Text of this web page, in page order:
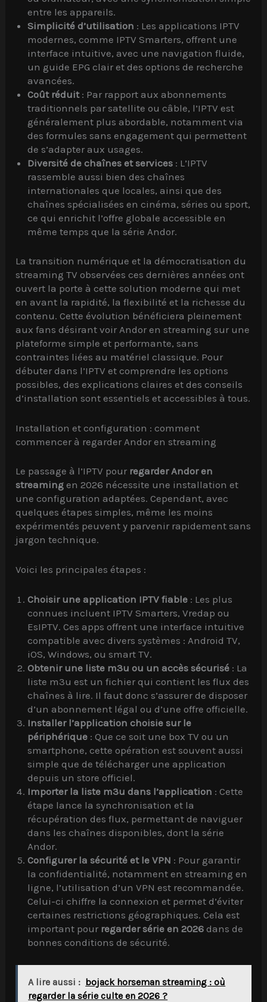
entre les appareils.
Simplicité d’utilisation : Les applications IPTV
modernes, comme IPTV Smarters, offrent une
interface intuitive, avec une navigation fluide,
un guide EPG clair et des options de recherche
avancées.
Coût réduit: Par rapport aux abonnements
traditionnels par satellite ou câble, l’IPTV est
généralement plus abordable, notamment via
des formules sans engagement qui permettent
de s’adapter aux usages.
Diversité de chaînes et services : L’IPTV
rassemble aussi bien des chaînes
internationales que locales, ainsi que des
chaînes spécialisées en cinéma, séries ou sport,
ce qui enrichit l’offre globale accessible en
même temps que la série Andor.
La transition numérique et la démocratisation du
streaming TV observées ces dernières années ont
ouvert la porte à cette solution moderne qui met
en avant la rapidité, la flexibilité et la richesse du
contenu. Cette évolution bénéficiera pleinement
aux fans désirant voir Andor en streaming sur une
plateforme simple et performante, sans
contraintes liées au matériel classique. Pour
débuter dans l’IPTV et comprendre les options
possibles, des explications claires et des conseils
d’installation sont essentiels et accessibles à tous.
Installation et configuration : comment
commencer à regarder Andor en streaming
Le passage à l’IPTV pour regarder Andor en
streaming en 2026 nécessite une installation et
une configuration adaptées. Cependant, avec
quelques étapes simples, même les moins
expérimentés peuvent y parvenir rapidement sans
jargon technique.
Voici les principales étapes :
Choisir une application IPTV fiable : Les plus
connues incluent IPTV Smarters, Vredap ou
EsIPTV. Ces apps offrent une interface intuitive
compatible avec divers systèmes : Android TV,
iOS, Windows, ou smart TV.
Obtenir une liste m3u ou un accès sécurisé : La
liste m3u est un fichier qui contient les flux des
chaînes à lire. Il faut donc s’assurer de disposer
d’un abonnement légal ou d’une offre officielle.
Installer l’application choisie sur le
périphérique : Que ce soit une box TV ou un
smartphone, cette opération est souvent aussi
simple que de télécharger une application
depuis un store officiel.
Importer la liste m3u dans l’application : Cette
étape lance la synchronisation et la
récupération des flux, permettant de naviguer
dans les chaînes disponibles, dont la série
Andor.
Configurer la sécurité et le VPN : Pour garantir
la confidentialité, notamment en streaming en
ligne, l’utilisation d’un VPN est recommandée.
Celui-ci chiffre la connexion et permet d’éviter
certaines restrictions géographiques. Cela est
important pour regarder série en 2026 dans de
bonnes conditions de sécurité.
A lire aussi : bojack horseman streaming : où
regarder la série culte en 2026 ?